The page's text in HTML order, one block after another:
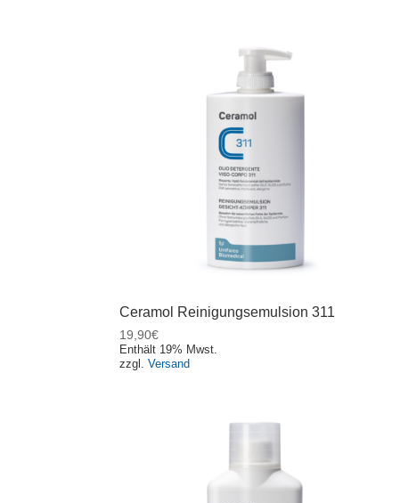
Ceramol Reinigungsemulsion 311
19,90€
Enthält 19% Mwst.
zzgl.Versand